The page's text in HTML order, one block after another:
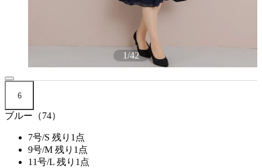
1/42
6
ブルー（74）
7号/S 残り1点
9号/M 残り1点
11号/L 残り1点